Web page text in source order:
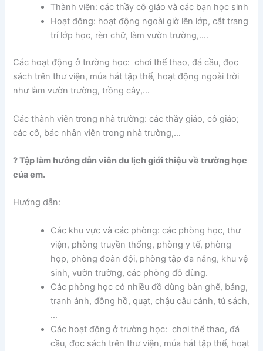
Thành viên: các thầy cô giáo và các bạn học sinh
Hoạt động: hoạt động ngoài giờ lên lớp, cắt trang
trí lớp học, rèn chữ, làm vườn trường,….
Các hoạt động ở trường học: chơi thể thao, đá cầu, đọc
sách trên thư viện, múa hát tập thể, hoạt động ngoài trời
như làm vườn trường, trồng cây,…
Các thành viên trong nhà trường: các thầy giáo, cô giáo;
các cô, bác nhân viên trong nhà trường,…
? Tập làm hướng dẫn viên du lịch giới thiệu về trường học
của em.
Hướng dẫn:
Các khu vực và các phòng: các phòng học, thư
viện, phòng truyền thống, phòng y tế, phòng
họp, phòng đoàn đội, phòng tập đa năng, khu vệ
sinh, vườn trường, các phòng đồ dùng.
Các phòng học có nhiều đồ dùng bàn ghế, bảng,
tranh ảnh, đồng hồ, quạt, chậu câu cảnh, tủ sách,
…
Các hoạt động ở trường học: chơi thể thao, đá
cầu, đọc sách trên thư viện, múa hát tập thể, hoạt